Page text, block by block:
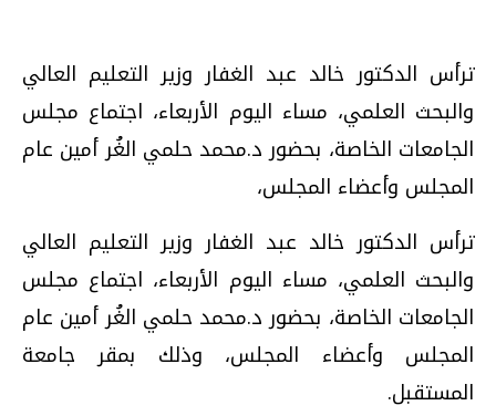
ترأس الدكتور خالد عبد الغفار وزير التعليم العالي
والبحث العلمي، مساء اليوم الأربعاء، اجتماع مجلس
الجامعات الخاصة، بحضور د.محمد حلمي الغُر أمين عام
المجلس وأعضاء المجلس،
ترأس الدكتور خالد عبد الغفار وزير التعليم العالي
والبحث العلمي، مساء اليوم الأربعاء، اجتماع مجلس
الجامعات الخاصة، بحضور د.محمد حلمي الغُر أمين عام
المجلس وأعضاء المجلس، وذلك بمقر جامعة
المستقبل.